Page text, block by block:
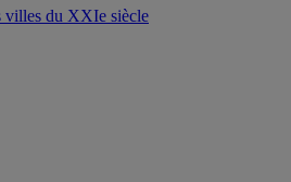
villes du XXIe siècle